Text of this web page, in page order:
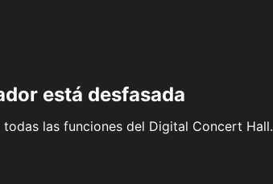
está desfasada
las funciones del Digital Concert Hall.